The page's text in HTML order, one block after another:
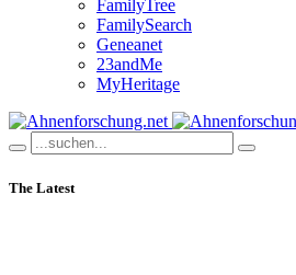
FamilyTree
FamilySearch
Geneanet
23andMe
MyHeritage
The Latest